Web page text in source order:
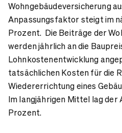
Wohngebäudeversicherung
Anpassungsfaktor steigt im
Prozent. Die Beiträge der
werden jährlich an die
Lohnkostenentwicklung
tatsächlichen Kosten für die
Wiedererrichtung eines
Im langjährigen Mittel lag
Prozent.